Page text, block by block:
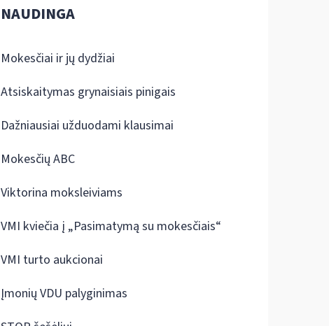
NAUDINGA
Mokesčiai ir jų dydžiai
Atsiskaitymas grynaisiais pinigais
Dažniausiai užduodami klausimai
Mokesčių ABC
Viktorina moksleiviams
VMI kviečia į „Pasimatymą su mokesčiais“
VMI turto aukcionai
Įmonių VDU palyginimas